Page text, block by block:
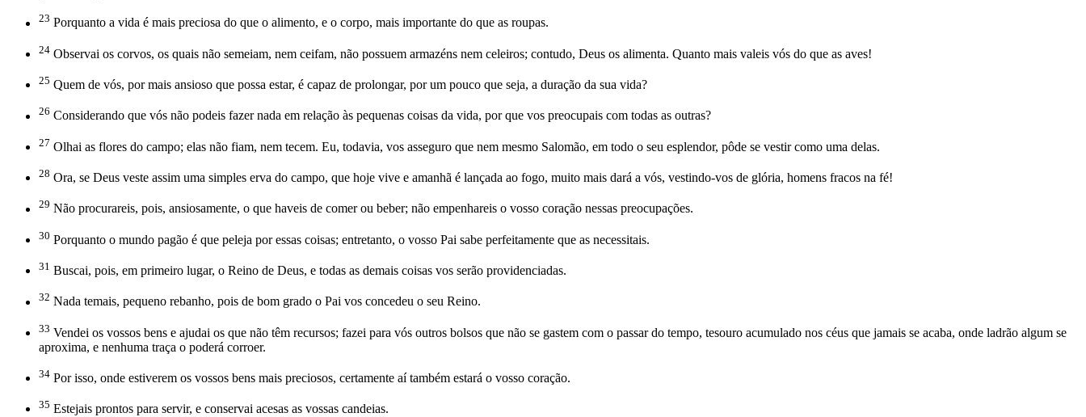
23 Porquanto a vida é mais preciosa do que o alimento, e o corpo, mais importante do que as roupas.
24 Observai os corvos, os quais não semeiam, nem ceifam, não possuem armazéns nem celeiros; contudo, Deus os alimenta. Quanto mais valeis vós do que as aves!
25 Quem de vós, por mais ansioso que possa estar, é capaz de prolongar, por um pouco que seja, a duração da sua vida?
26 Considerando que vós não podeis fazer nada em relação às pequenas coisas da vida, por que vos preocupais com todas as outras?
27 Olhai as flores do campo; elas não fiam, nem tecem. Eu, todavia, vos asseguro que nem mesmo Salomão, em todo o seu esplendor, pôde se vestir como uma delas.
28 Ora, se Deus veste assim uma simples erva do campo, que hoje vive e amanhã é lançada ao fogo, muito mais dará a vós, vestindo-vos de glória, homens fracos na fé!
29 Não procurareis, pois, ansiosamente, o que haveis de comer ou beber; não empenhareis o vosso coração nessas preocupações.
30 Porquanto o mundo pagão é que peleja por essas coisas; entretanto, o vosso Pai sabe perfeitamente que as necessitais.
31 Buscai, pois, em primeiro lugar, o Reino de Deus, e todas as demais coisas vos serão providenciadas.
32 Nada temais, pequeno rebanho, pois de bom grado o Pai vos concedeu o seu Reino.
33 Vendei os vossos bens e ajudai os que não têm recursos; fazei para vós outros bolsos que não se gastem com o passar do tempo, tesouro acumulado nos céus que jamais se acaba, onde ladrão algum se
aproxima, e nenhuma traça o poderá corroer.
34 Por isso, onde estiverem os vossos bens mais preciosos, certamente aí também estará o vosso coração.
35 Estejais prontos para servir, e conservai acesas as vossas candeias.